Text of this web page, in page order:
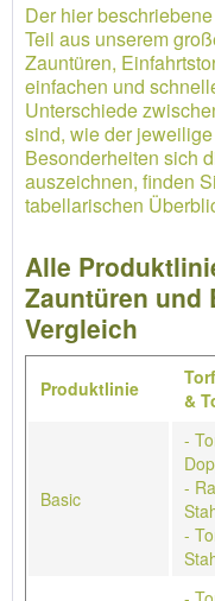
Der hier
Teil aus unserem
Zauntüren,
einfachen und
Unterschiede
sind, wie der
Besonderheiten sich
auszeichnen, finden
tabellarischen
Alle
Zauntüren und
Vergleich
Produktlinie
&
Basic
-
-
-